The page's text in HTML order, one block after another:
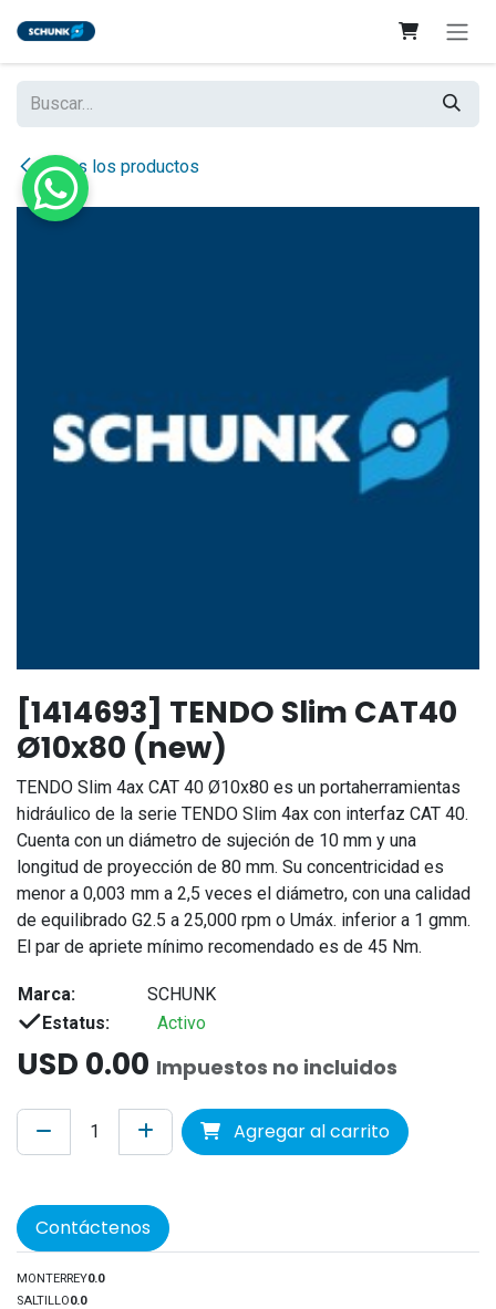
Todos los productos
[1414693] TENDO Slim CAT40
Ø10x80 (new)
TENDO Slim 4ax CAT 40 Ø10x80 es un portaherramientas
hidráulico de la serie TENDO Slim 4ax con interfaz CAT 40.
Cuenta con un diámetro de sujeción de 10 mm y una
longitud de proyección de 80 mm. Su concentricidad es
menor a 0,003 mm a 2,5 veces el diámetro, con una calidad
de equilibrado G2.5 a 25,000 rpm o Umáx. inferior a 1 gmm.
El par de apriete mínimo recomendado es de 45 Nm.
Marca:
SCHUNK
Estatus:
Activo
USD 0.00 Impuestos no incluidos
Agregar al carrito
Contáctenos
MONTERREY0.0
SALTILLO0.0